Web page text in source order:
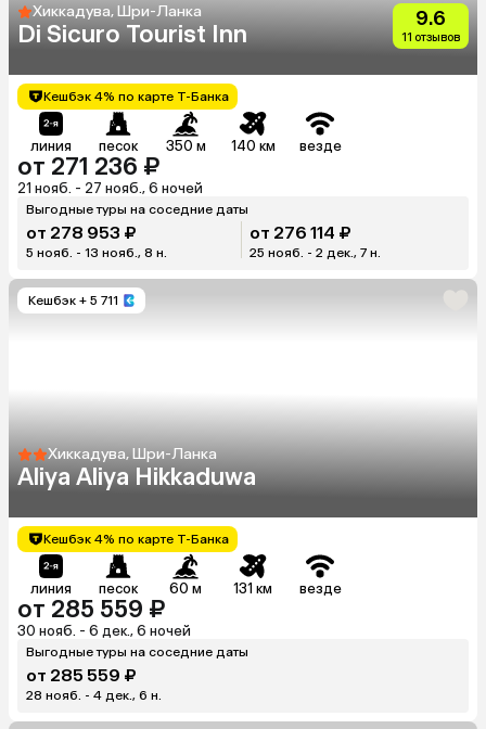
Хиккадува, Шри-Ланка
Di Sicuro Tourist Inn
9.6
11 отзывов
Кешбэк 4% по карте Т-Банка
линия песок 350 м 140 км везде
от 271 236 ₽
21 нояб. - 27 нояб., 6 ночей
Выгодные туры на соседние даты
от 278 953 ₽
5 нояб. - 13 нояб., 8 н.
от 276 114 ₽
25 нояб. - 2 дек., 7 н.
Кешбэк + 5 711
Хиккадува, Шри-Ланка
Aliya Aliya Hikkaduwa
Кешбэк 4% по карте Т-Банка
линия песок 60 м 131 км везде
от 285 559 ₽
30 нояб. - 6 дек., 6 ночей
Выгодные туры на соседние даты
от 285 559 ₽
28 нояб. - 4 дек., 6 н.